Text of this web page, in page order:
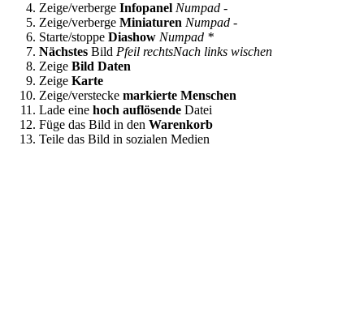
Zeige/verberge Infopanel Numpad -
Zeige/verberge Miniaturen Numpad -
Starte/stoppe Diashow Numpad *
Nächstes Bild Pfeil rechtsNach links wischen
Zeige Bild Daten
Zeige Karte
Zeige/verstecke markierte Menschen
Lade eine hoch auflösende Datei
Füge das Bild in den Warenkorb
Teile das Bild in sozialen Medien